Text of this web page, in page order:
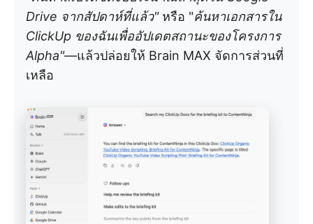
Drive จากสัปดาห์ที่แล้ว"หรือ "ค้นหาเอกสารใน
ClickUp ของฉันเพื่ออัปเดตสถานะของโครงการ
Alpha"—แล้วปล่อยให้ Brain MAX จัดการส่วนที่
เหลือ